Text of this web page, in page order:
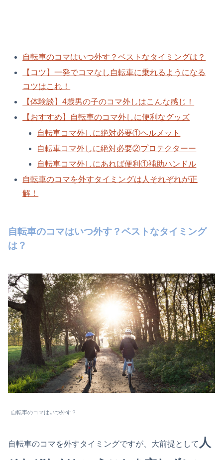
自転車のコマはいつ外す？ベストなタイミングは？
【コツ】一発でコマなし自転車に乗れるようになる
コツはこれ！
【体験談】4歳男の子のコマ外しはこんな感じ！
【おすすめ】自転車のコマ外しに便利なグッズ
自転車コマ外しに絶対必要①ヘルメット
自転車コマ外しに絶対必要②プロテクターー
自転車コマ外しにあれば便利①補助ハンドル
自転車のコマを外すタイミングは人それぞれが正
解！
自転車のコマはいつ外す？ベストなタイミング
は？
自転車のコマはいつ外す？
自転車のコマを外すタイミングですが、大前提として 人